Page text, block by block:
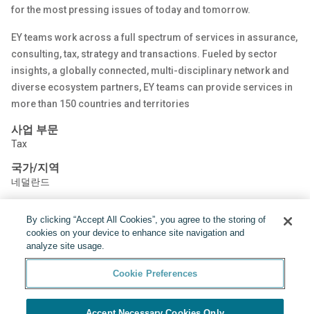
for the most pressing issues of today and tomorrow.
EY teams work across a full spectrum of services in assurance,
consulting, tax, strategy and transactions. Fueled by sector
insights, a globally connected, multi-disciplinary network and
diverse ecosystem partners, EY teams can provide services in
more than 150 countries and territories
사업 부문
Tax
국가/지역
네덜란드
공유하기:
By clicking “Accept All Cookies”, you agree to the storing of
cookies on your device to enhance site navigation and
analyze site usage.
Cookie Preferences